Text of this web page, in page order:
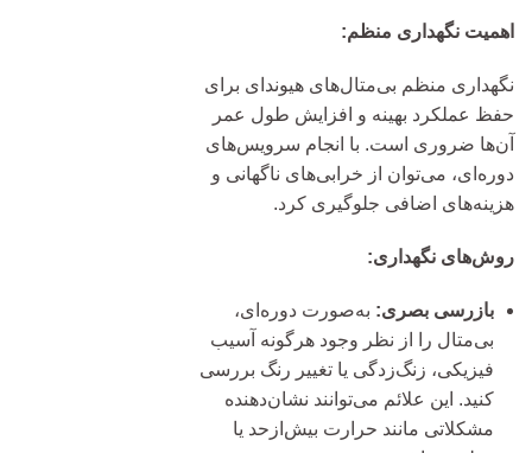
اهمیت نگهداری منظم:
نگهداری منظم بی‌متال‌های هیوندای برای
حفظ عملکرد بهینه و افزایش طول عمر
آن‌ها ضروری است. با انجام سرویس‌های
دوره‌ای، می‌توان از خرابی‌های ناگهانی و
هزینه‌های اضافی جلوگیری کرد.
روش‌های نگهداری:
بازرسی بصری: به‌صورت دوره‌ای،
بی‌متال را از نظر وجود هرگونه آسیب
فیزیکی، زنگ‌زدگی یا تغییر رنگ بررسی
کنید. این علائم می‌توانند نشان‌دهنده
مشکلاتی مانند حرارت بیش‌ازحد یا